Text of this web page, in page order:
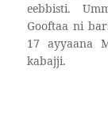
eebbisti.
Gooftaa ni
17 ayyaana
kabajji.